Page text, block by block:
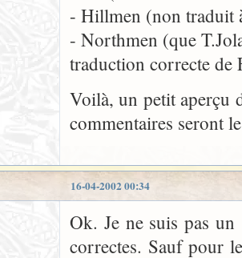
- Hillmen (non traduit
- Northmen (que
traduction correcte de
Voilà, un petit aperçu
commentaires seront
16-04-2002 00:34
Ok. Je ne suis pas un
correctes. Sauf pour